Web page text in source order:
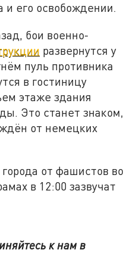
и его освобождении.
бои военно-
развернутся у
пуль противника
в гостиницу
этаже здания
Это станет знаком,
от немецких
от фашистов во
в 12:00 зазвучат
к нам в